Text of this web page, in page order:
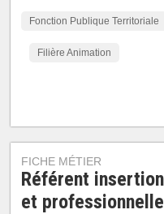
Fonction Publique Territoriale
Filière Animation
FICHE MÉTIER
Référent
et professionnelle